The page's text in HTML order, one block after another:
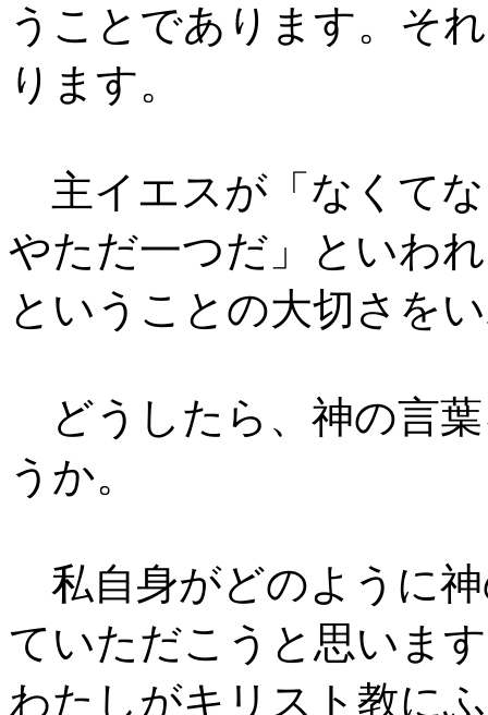
うことであります。そ
ります。
主イエスが「なくて
やただ一つだ」といわ
ということの大切さを
どうしたら、神の言
うか。
私自身がどのように
ていただこうと思いま
わたしがキリスト教に